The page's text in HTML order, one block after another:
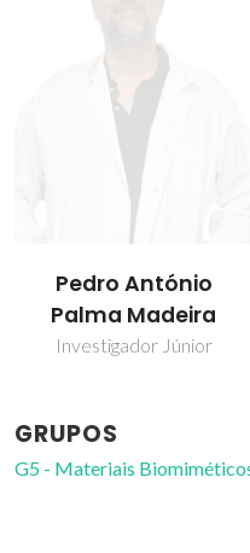
Pedro António
Palma Madeira
Investigador Júnior
GRUPOS
G5 - Materiais